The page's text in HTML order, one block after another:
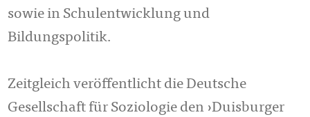
sowie in Schulentwicklung und
Bildungspolitik.
Zeitgleich veröffentlicht die Deutsche
Gesellschaft für Soziologie den ›Duisburger